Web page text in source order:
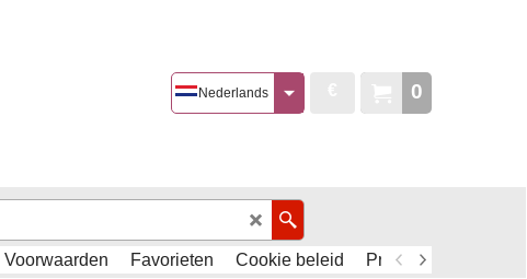
0
Nederlands
Voorwaarden Favorieten Cookie beleid
Privacy Policy - AVG